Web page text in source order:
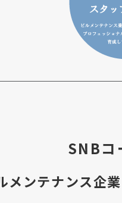
SNBコ
メンテナンス企業